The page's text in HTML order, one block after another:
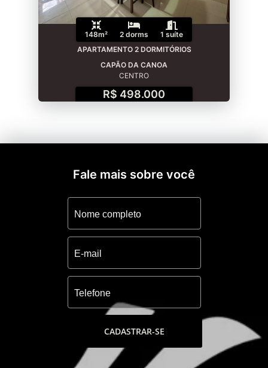
148m² 2 dorms
1 suíte
APARTAMENTO 2 DORMITÓRIOS
CAPÃO DA CANOA
CENTRO
R$ 498.000
Fale mais sobre você
CADASTRAR-SE